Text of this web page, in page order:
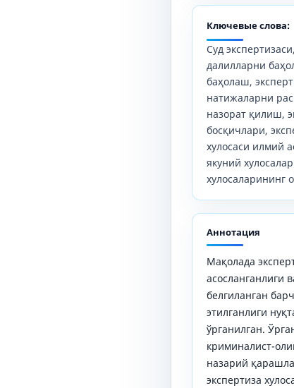
Ключевые слова:
Суд
далилларни
баҳолаш,
натижаларни
назорат қилиш,
босқичлари,
хулосаси илмий
якуний
хулосаларининг
Аннотация
Мақолада
асосланганлиги
белгиланган
этилганлиги
ўрганилган.
криминалист-
назарий
экспертиза